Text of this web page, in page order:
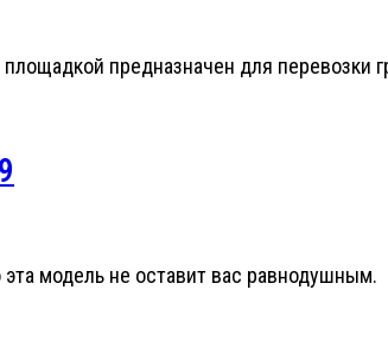
предназначен для перевозки
модель не оставит вас равнодушным.